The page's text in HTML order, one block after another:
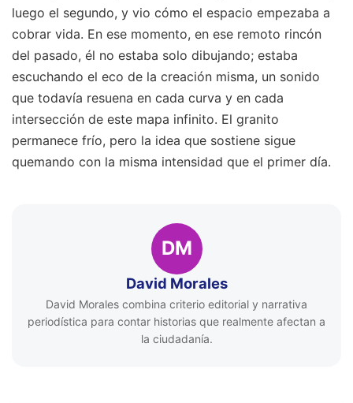
luego el segundo, y vio cómo el espacio empezaba a
cobrar vida. En ese momento, en ese remoto rincón
del pasado, él no estaba solo dibujando; estaba
escuchando el eco de la creación misma, un sonido
que todavía resuena en cada curva y en cada
intersección de este mapa infinito. El granito
permanece frío, pero la idea que sostiene sigue
quemando con la misma intensidad que el primer día.
DM
David Morales
David Morales combina criterio editorial y narrativa
periodística para contar historias que realmente afectan a
la ciudadanía.